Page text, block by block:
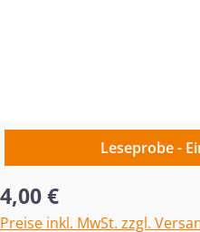
Leseprobe -
Regulärer Preis:
4,00 €
Preise inkl. MwSt. zzgl.